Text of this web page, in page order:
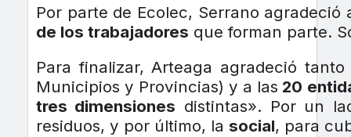
Por parte de Ecolec, Serrano agradeció
de los trabajadores que forman parte.
Para finalizar, Arteaga agradeció
Municipios y Provincias) y a las 20
tres dimensiones distintas». Por un
residuos, y por último, la social, para